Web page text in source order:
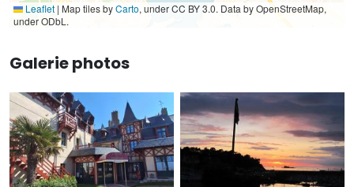
Leaflet | Map tiles byCarto, under CC BY 3.0. Data by OpenStreetMap,
under ODbL.
Galerie photos